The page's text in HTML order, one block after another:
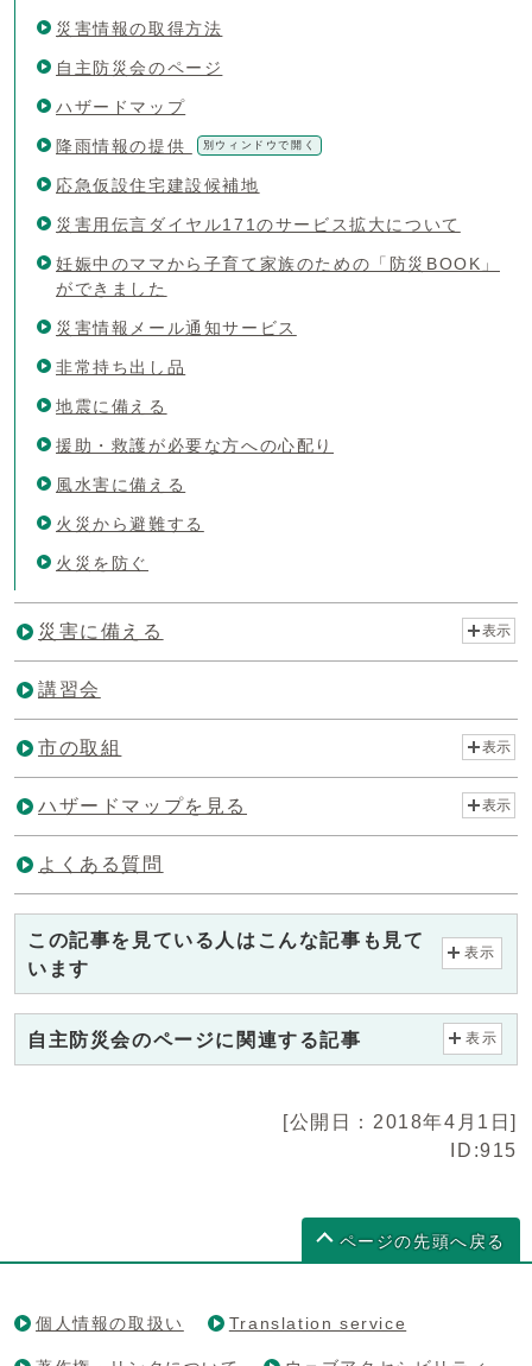
災害情報の取得方法
自主防災会のページ
ハザードマップ
降雨情報の提供 別ウィンドウで開く
応急仮設住宅建設候補地
災害用伝言ダイヤル171のサービス拡大について
妊娠中のママから子育て家族のための「防災BOOK」
ができました
災害情報メール通知サービス
非常持ち出し品
地震に備える
援助・救護が必要な方への心配り
風水害に備える
火災から避難する
火災を防ぐ
災害に備える 表示
講習会
市の取組 表示
ハザードマップを見る 表示
よくある質問
この記事を見ている人はこんな記事も見て
います
表示
自主防災会のページに関連する記事 表示
[公開日：2018年4月1日]
ID:915
ページの先頭へ戻る
個人情報の取扱い Translation service